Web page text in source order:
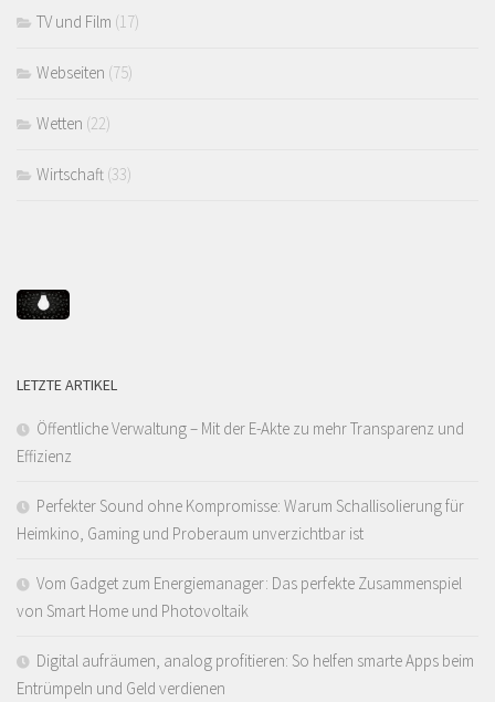
TV und Film (17)
Webseiten (75)
Wetten (22)
Wirtschaft (33)
LETZTE ARTIKEL
Öffentliche Verwaltung – Mit der E-Akte zu mehr Transparenz und
Effizienz
Perfekter Sound ohne Kompromisse: Warum Schallisolierung für
Heimkino, Gaming und Proberaum unverzichtbar ist
Vom Gadget zum Energiemanager: Das perfekte Zusammenspiel
von Smart Home und Photovoltaik
Digital aufräumen, analog profitieren: So helfen smarte Apps beim
Entrümpeln und Geld verdienen